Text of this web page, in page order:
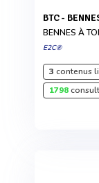
BTC -
BENNES À
E2C®
3 contenus
1798